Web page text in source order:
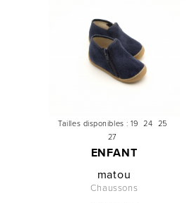
Tailles disponibles : 19 24 25
27
ENFANT
matou
Chaussons